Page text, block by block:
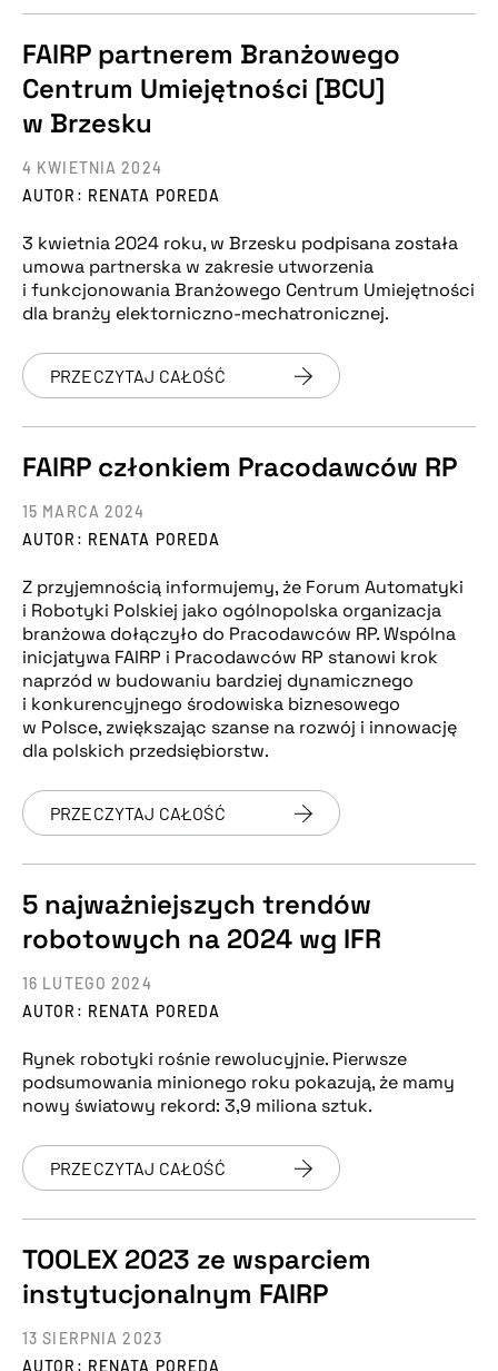
FAIRP partnerem Branżowego
Centrum Umiejętności [BCU]
w Brzesku
AUTOR: RENATA POREDA
4 KWIETNIA 2024
3 kwietnia 2024 roku, w Brzesku podpisana została
umowa partnerska w zakresie utworzenia
i funkcjonowania Branżowego Centrum Umiejętności
dla branży elektorniczno-mechatronicznej.
PRZECZYTAJ CAŁOŚĆ
FAIRP członkiem Pracodawców RP
AUTOR: RENATA POREDA
15 MARCA 2024
Z przyjemnością informujemy, że Forum Automatyki
i Robotyki Polskiej jako ogólnopolska organizacja
branżowa dołączyło do Pracodawców RP. Wspólna
inicjatywa FAIRP i Pracodawców RP stanowi krok
naprzód w budowaniu bardziej dynamicznego
i konkurencyjnego środowiska biznesowego
w Polsce, zwiększając szanse na rozwój i innowację
dla polskich przedsiębiorstw.
PRZECZYTAJ CAŁOŚĆ
5 najważniejszych trendów
robotowych na 2024 wg IFR
AUTOR: RENATA POREDA
16 LUTEGO 2024
Rynek robotyki rośnie rewolucyjnie. Pierwsze
podsumowania minionego roku pokazują, że mamy
nowy światowy rekord: 3,9 miliona sztuk.
PRZECZYTAJ CAŁOŚĆ
TOOLEX 2023 ze wsparciem
instytucjonalnym FAIRP
AUTOR: RENATA POREDA
13 SIERPNIA 2023